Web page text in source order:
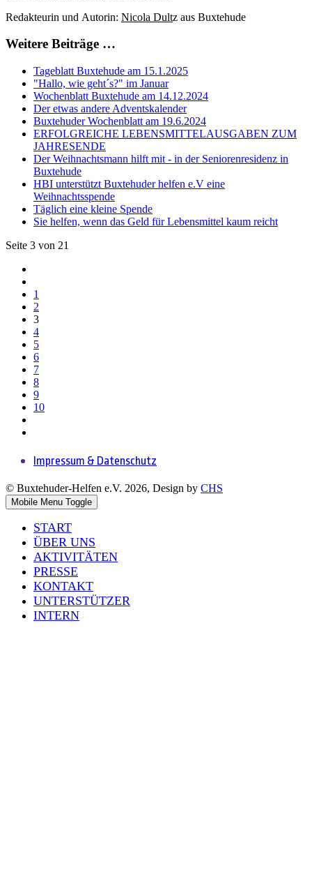
Redakteurin und Autorin: Nicola Dultz aus Buxtehude
Weitere Beiträge …
Tageblatt Buxtehude am 15.1.2025
"Hallo, wie geht´s?" im Januar
Wochenblatt Buxtehude am 14.12.2024
Der etwas andere Adventskalender
Buxtehuder Wochenblatt am 19.6.2024
ERFOLGREICHE LEBENSMITTELAUSGABEN ZUM
JAHRESENDE
Der Weihnachtsmann hilft mit - in der Seniorenresidenz in
Buxtehude
HBI unterstützt Buxtehuder helfen e.V eine
Weihnachtsspende
Täglich eine kleine Spende
Sie helfen, wenn das Geld für Lebensmittel kaum reicht
Seite 3 von 21
1
2
3
4
5
6
7
8
9
10
Impressum & Datenschutz
© Buxtehuder-Helfen e.V. 2026, Design by CHS
Mobile Menu Toggle
START
ÜBER UNS
AKTIVITÄTEN
PRESSE
KONTAKT
UNTERSTÜTZER
INTERN